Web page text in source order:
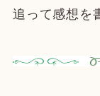
追って感想を